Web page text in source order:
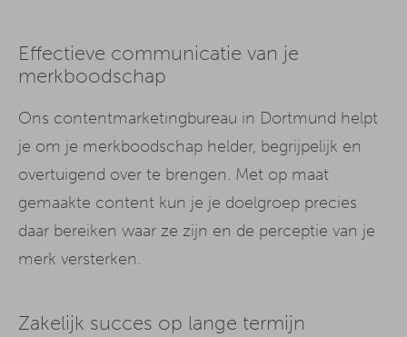
Effectieve communicatie van je
merkboodschap
Ons contentmarketingbureau in Dortmund helpt
je om je merkboodschap helder, begrijpelijk en
overtuigend over te brengen. Met op maat
gemaakte content kun je je doelgroep precies
daar bereiken waar ze zijn en de perceptie van je
merk versterken.
Zakelijk succes op lange termijn